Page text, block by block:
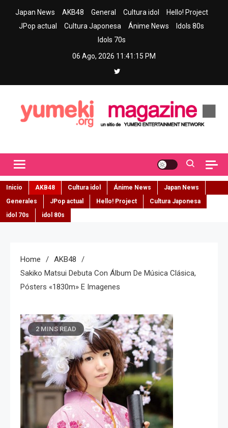
Japan News AKB48 General Cultura idol
Hello! Project
JPop actual
Cultura Japonesa Ánime News
Idols 80s
Idols 70s
06 Ago, 2026 11:41:17 PM
Inicio AKB48 Cultura idol Ánime News
Japan News
Generales
JPop actual Hello! Project
Cultura Japonesa
idol 70s
idol 80s
Home
AKB48
Sakiko Matsui Debuta Con Álbum De Música Clásica,
Pósters «1830m» E Imagenes
2 MINS READ